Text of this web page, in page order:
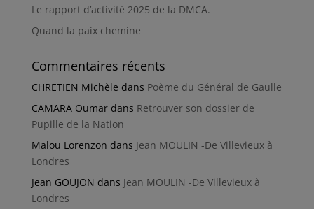
Le rapport d’activité 2025 de la DMCA.
Quand la paix chemine
Commentaires récents
CHRETIEN Michèle dans Poème du Général de Gaulle
CAMARA Oumardans Retrouver son dossier de
Pupille de la Nation
Malou Lorenzon dans Jean MOULIN -De Villevieux à
Londres
Jean GOUJON dans Jean MOULIN -De Villevieux à
Londres